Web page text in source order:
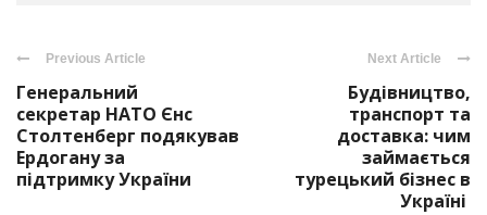
Previous Article
Генеральний
секретар НАТО Єнс
Столтенберг подякував
Ердогану за
підтримку України
Next Article
Будівництво,
транспорт та
доставка: чим
займається
турецький бізнес в
Україні